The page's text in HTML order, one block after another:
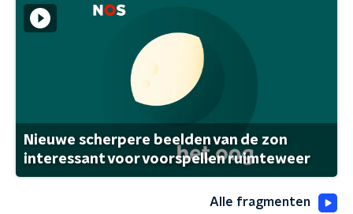
Nieuwe scherpere beelden van de zon
interessant voor voorspellen ruimteweer
Alle fragmenten